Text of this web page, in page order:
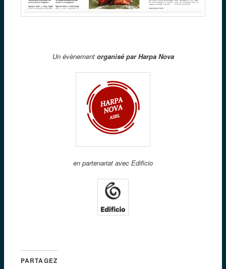
Un évènement organisé par Harpa Nova
en partenariat avec Edificio
PARTAGEZ